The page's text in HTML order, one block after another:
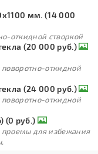
мм. (14 000
откидной створкой
(20 000 руб.)
поворотно-откидной
(24 000 руб.)
поворотно-откидной
(0 руб.)
проемы для избежания